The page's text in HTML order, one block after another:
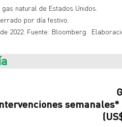
natural de Estados Unidos.
por día festivo.
2022. Fuente: Bloomberg.